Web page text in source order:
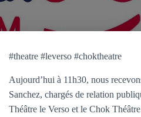
#theatre #leverso #choktheatre
Aujourd’hui à 11h30, nous
Sanchez, chargés de relation
Théâtre le Verso et le Chok